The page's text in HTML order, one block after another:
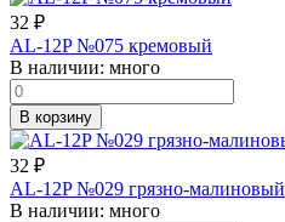
32 ₽
AL-12P №075 кремовый
В наличии: много
В корзину
32 ₽
AL-12P №029 грязно-малиновый
В наличии: много